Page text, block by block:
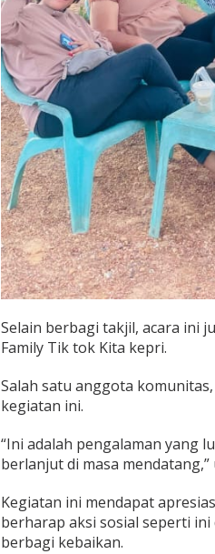
Selain berbagi takjil, acara ini
Family Tik tok Kita kepri.
Salah satu anggota
kegiatan ini.
“Ini adalah pengalaman yang
berlanjut di masa mendatang,”
Kegiatan ini mendapat
berharap aksi sosial seperti
berbagi kebaikan.